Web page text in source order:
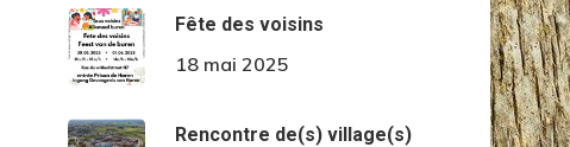
Fête des voisins
18 mai 2025
Rencontre de(s) village(s)